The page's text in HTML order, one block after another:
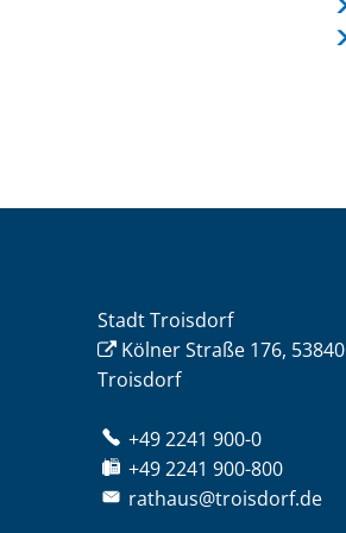
Stadt Troisdorf
Kölner Straße 176, 53840
Troisdorf
+49 2241 900-0
+49 2241 900-800
rathaus@troisdorf.de